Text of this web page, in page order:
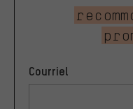
Courriel